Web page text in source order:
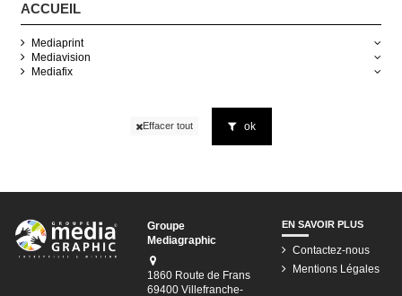
ACCUEIL
Mediaprint
Mediavision
Mediafix
Effacer tout ok
Groupe
Mediagraphic
1860 Route de Frans
69400 Villefranche-
EN SAVOIR PLUS
Contactez-nous
Mentions Légales